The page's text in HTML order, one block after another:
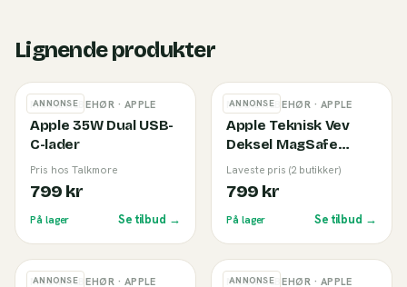
Lignende produkter
ANNONSE
MOBILTILBEHØR · APPLE
Apple 35W Dual USB-
C-lader
Pris hos Talkmore
799 kr
På lager Se tilbud →
ANNONSE
MOBILTILBEHØR · APPLE
Apple Teknisk Vev
Deksel MagSafe
iPhone 17 Pro Black
Laveste pris (2 butikker)
799 kr
På lager Se tilbud →
ANNONSE
MOBILTILBEHØR · APPLE ANNONSE
MOBILTILBEHØR · APPLE